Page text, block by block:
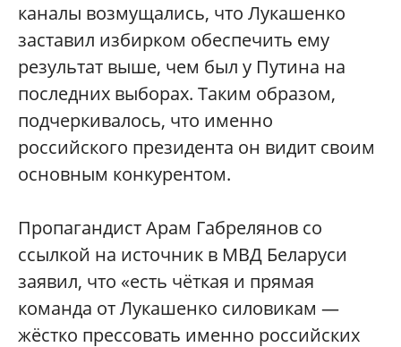
каналы возмущались, что Лукашенко
заставил избирком обеспечить ему
результат выше, чем был у Путина на
последних выборах. Таким образом,
подчеркивалось, что именно
российского президента он видит своим
основным конкурентом.
Пропагандист Арам Габрелянов со
ссылкой на источник в МВД Беларуси
заявил, что «есть чёткая и прямая
команда от Лукашенко силовикам —
жёстко прессовать именно российских